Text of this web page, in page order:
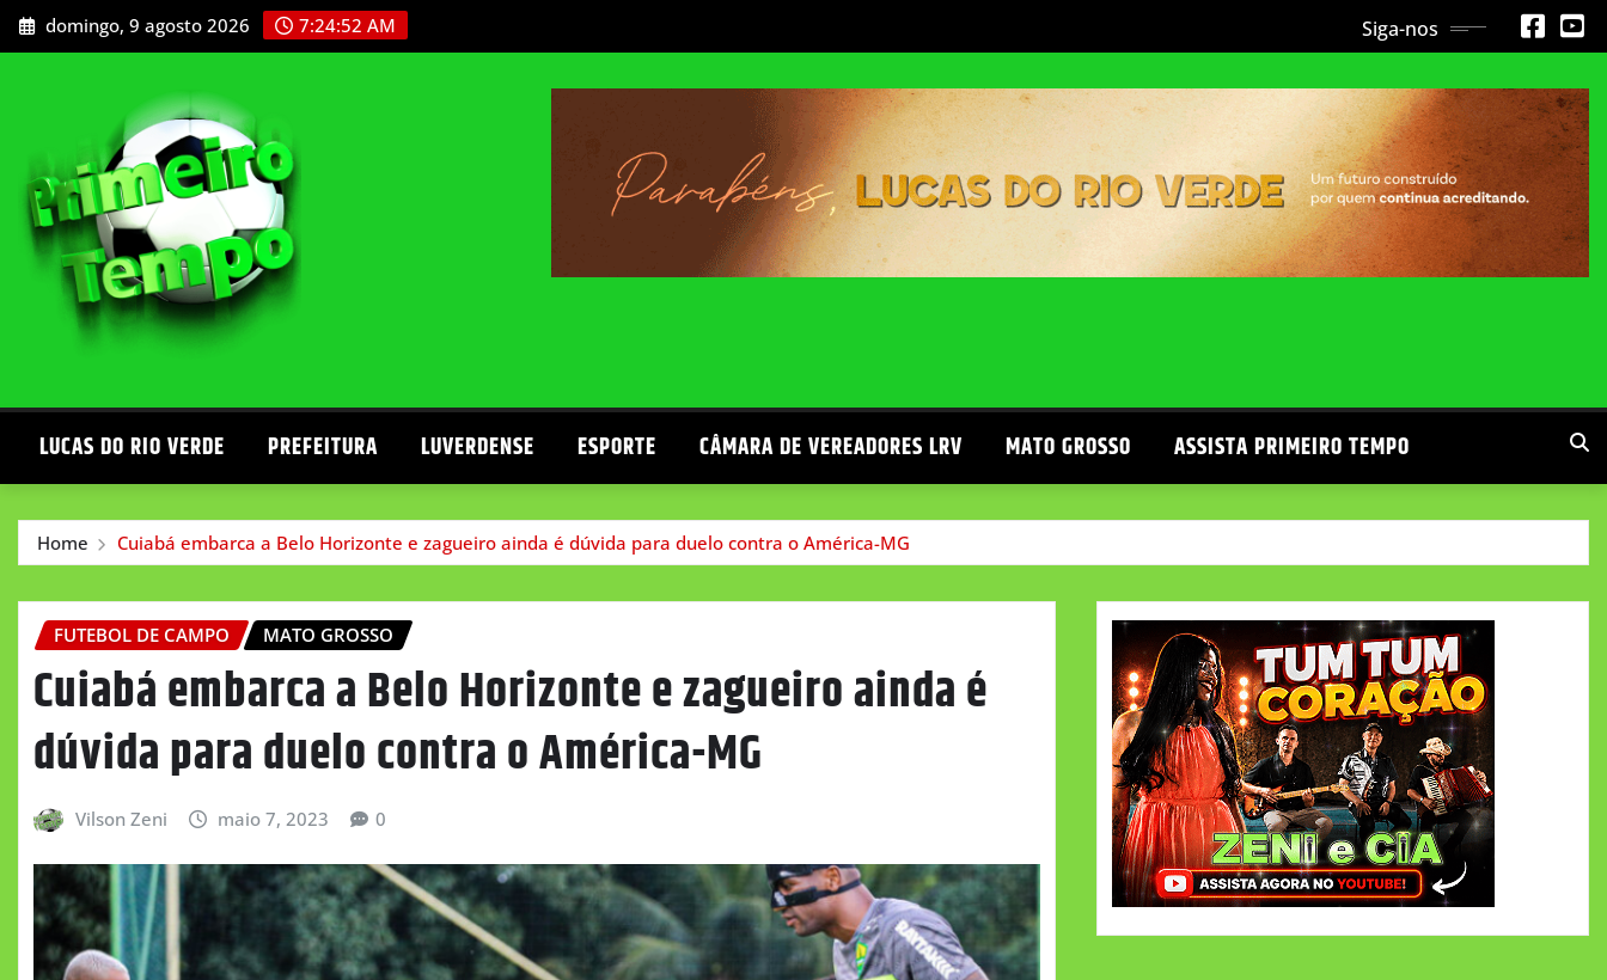
Skip
to
domingo, 9 agosto 2026 7:24:53 AM Siga-nos
LUCAS DO RIO VERDE PREFEITURA LUVERDENSE ESPORTE CÂMARA DE VEREADORES LRV MATO GROSSO ASSISTA PRIMEIRO TEMPO
Home Cuiabá embarca a Belo Horizonte e zagueiro ainda é dúvida para duelo contra o América-MG
FUTEBOL DE CAMPO MATO GROSSO
Cuiabá embarca a Belo Horizonte e zagueiro ainda é
dúvida para duelo contra o América-MG
Vilson Zeni maio 7, 2023 0